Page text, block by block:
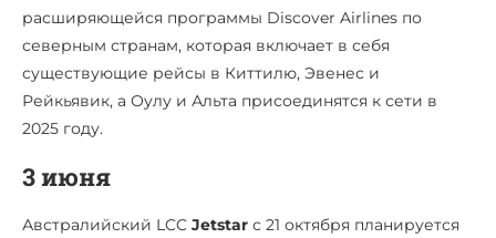
расширяющейся программы Discover Airlines по
северным странам, которая включает в себя
существующие рейсы в Киттилю, Эвенес и
Рейкьявик, а Оулу и Альта присоединятся к сети в
2025 году.
3 июня
Австралийский LCC Jetstar с 21 октября планируется